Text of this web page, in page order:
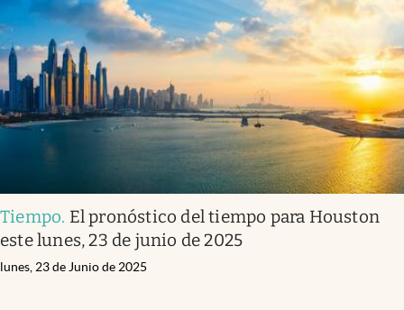
Tiempo. El pronóstico del tiempo para Houston
este lunes, 23 de junio de 2025
lunes, 23 de Junio de 2025